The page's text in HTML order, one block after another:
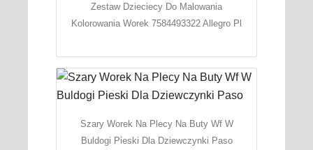
Zestaw Dzieciecy Do Malowania
Kolorowania Worek 7584493322 Allegro Pl
Szary Worek Na Plecy Na Buty Wf W
Buldogi Pieski Dla Dziewczynki Paso